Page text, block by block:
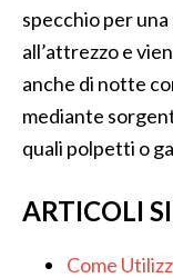
specchio per
all’attrezzo e
anche di notte
mediante
quali polpetti o
ARTICOLI
Come